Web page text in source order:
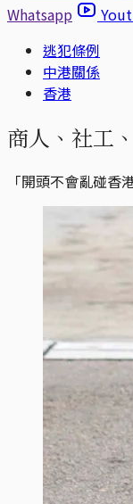
Whatsapp
逃犯條例
中港關係
香港
商人、社工
「開頭不會亂碰